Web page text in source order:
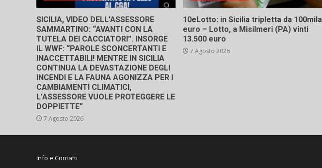
SICILIA, VIDEO DELL’ASSESSORE
SAMMARTINO: “AVANTI CON LA
TUTELA DEI CACCIATORI”. INSORGE
IL WWF: “PAROLE SCONCERTANTI E
INACCETTABILI! MENTRE IN SICILIA
CONTINUA LA DEVASTAZIONE DEGLI
INCENDI E LA FAUNA AGONIZZA PER I
CAMBIAMENTI CLIMATICI,
L’ASSESSORE VUOLE PROTEGGERE LE
DOPPIETTE”
7 Agosto 2026
10eLotto: in Sicilia tripletta da 100mila
euro – Lotto, a Misilmeri (PA) vinti
13.500 euro
7 Agosto 2026
Info e Contatti